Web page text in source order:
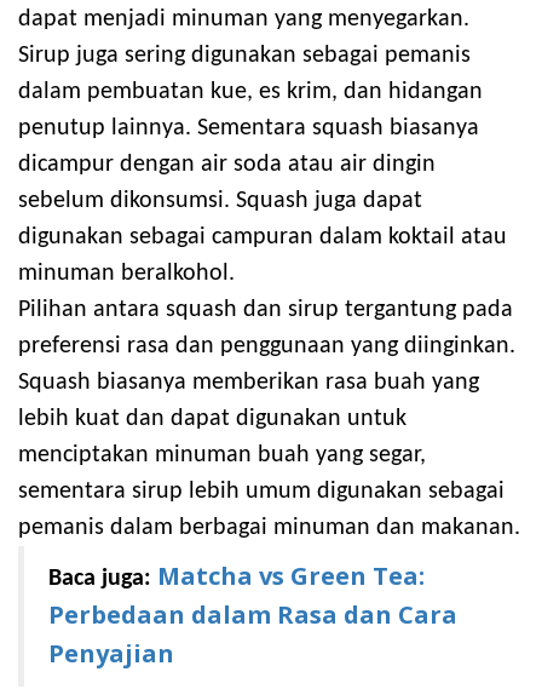
dapat menjadi minuman yang menyegarkan.
Sirup juga sering digunakan sebagai pemanis
dalam pembuatan kue, es krim, dan hidangan
penutup lainnya. Sementara squash biasanya
dicampur dengan air soda atau air dingin
sebelum dikonsumsi. Squash juga dapat
digunakan sebagai campuran dalam koktail atau
minuman beralkohol.
Pilihan antara squash dan sirup tergantung pada
preferensi rasa dan penggunaan yang diinginkan.
Squash biasanya memberikan rasa buah yang
lebih kuat dan dapat digunakan untuk
menciptakan minuman buah yang segar,
sementara sirup lebih umum digunakan sebagai
pemanis dalam berbagai minuman dan makanan.
Baca juga: Matcha vs Green Tea:
Perbedaan dalam Rasa dan Cara
Penyajian